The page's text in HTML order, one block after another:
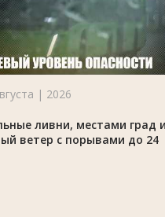
| 2026
ливни, местами град и
ветер с порывами до 24